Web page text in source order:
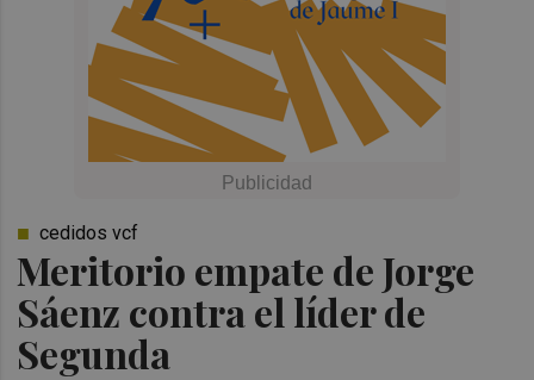
Meritorio empate de Jorge
Sáenz contra el líder de
Segunda
cedidos vcf